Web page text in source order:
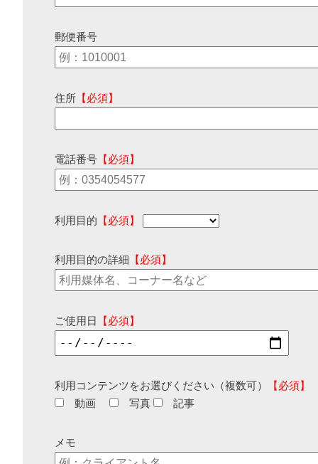
郵便番号
住所 【必須】
電話番号 【必須】
利用目的 【必須】
利用目的の詳細 【必須】
ご使用日 【必須】
利用コンテンツをお選びください（複数可）
【必須】
動画
写真 記事
メモ